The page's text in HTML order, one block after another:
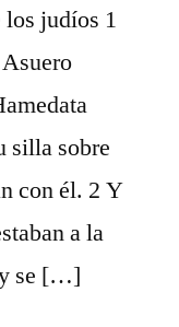
judíos 1
silla sobre
con él. 2 Y
a la
y se […]